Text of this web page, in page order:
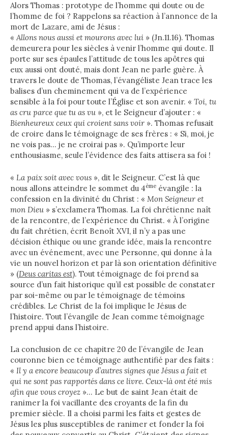
Alors Thomas : prototype de l’homme qui doute ou de
l’homme de foi ? Rappelons sa réaction à l’annonce de la
mort de Lazare, ami de Jésus :
« Allons nous aussi et mourons avec lui » (Jn.11.16). Thomas
demeurera pour les siècles à venir l’homme qui doute. Il
porte sur ses épaules l’attitude de tous les apôtres qui
eux aussi ont douté, mais dont Jean ne parle guère. À
travers le doute de Thomas, l’évangéliste Jean trace les
balises d’un cheminement qui va de l’expérience
sensible à la foi pour toute l’Église et son avenir. « Toi, tu
as cru parce que tu as vu », et le Seigneur d’ajouter : «
Bienheureux ceux qui croient sans voir ». Thomas refusait
de croire dans le témoignage de ses frères : « Si, moi, je
ne vois pas… je ne croirai pas ». Qu’importe leur
enthousiasme, seule l’évidence des faits attisera sa foi !
« La paix soit avec vous », dit le Seigneur. C’est là que
nous allons atteindre le sommet du 4ème évangile : la
confession en la divinité du Christ : « Mon Seigneur et
mon Dieu » s’exclamera Thomas. La foi chrétienne naît
de la rencontre, de l’expérience du Christ. « À l’origine
du fait chrétien, écrit Benoît XVI, il n’y a pas une
décision éthique ou une grande idée, mais la rencontre
avec un événement, avec une Personne, qui donne à la
vie un nouvel horizon et par là son orientation définitive
» (Deus caritas est). Tout témoignage de foi prend sa
source d’un fait historique qu’il est possible de constater
par soi-même ou par le témoignage de témoins
crédibles. Le Christ de la foi implique le Jésus de
l’histoire. Tout l’évangile de Jean comme témoignage
prend appui dans l’histoire.
La conclusion de ce chapitre 20 de l’évangile de Jean
couronne bien ce témoignage authentifié par des faits :
« Il y a encore beaucoup d’autres signes que Jésus a fait et
qui ne sont pas rapportés dans ce livre. Ceux-là ont été mis
afin que vous croyez »… Le but de saint Jean était de
ranimer la foi vacillante des croyants de la fin du
premier siècle. Il a choisi parmi les faits et gestes de
Jésus les plus susceptibles de ranimer et fonder la foi